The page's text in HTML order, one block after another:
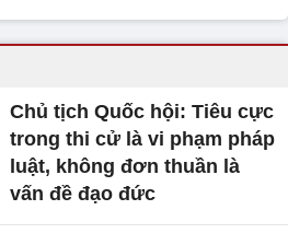
Chủ tịch Quốc hội: Tiêu cực
trong thi cử là vi phạm pháp
luật, không đơn thuần là
vấn đề đạo đức